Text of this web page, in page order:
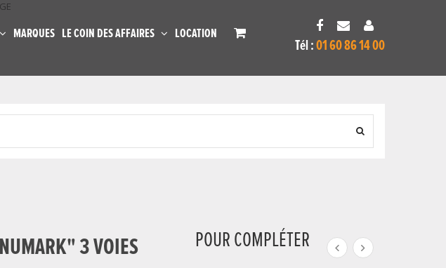
MARQUES LE COIN DES AFFAIRES LOCATION
Tél : 01 60 86 14 00
3 VOIES POUR COMPLÉTER